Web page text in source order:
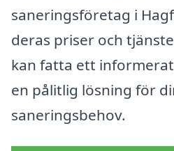
saneringsföretag i
deras priser och
kan fatta ett
en pålitlig lösning för
saneringsbehov.